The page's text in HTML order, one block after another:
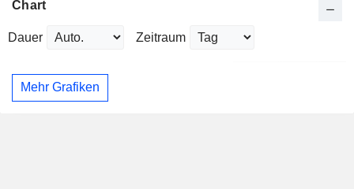
Chart
Dauer Zeitraum
Mehr Grafiken